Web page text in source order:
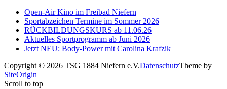
Open-Air Kino im Freibad Niefern
Sportabzeichen Termine im Sommer 2026
RÜCKBILDUNGSKURS ab 11.06.26
Aktuelles Sportprogramm ab Juni 2026
Jetzt NEU: Body-Power mit Carolina Krafzik
Copyright © 2026 TSG 1884 Niefern e.V.DatenschutzTheme by
SiteOrigin
Scroll to top